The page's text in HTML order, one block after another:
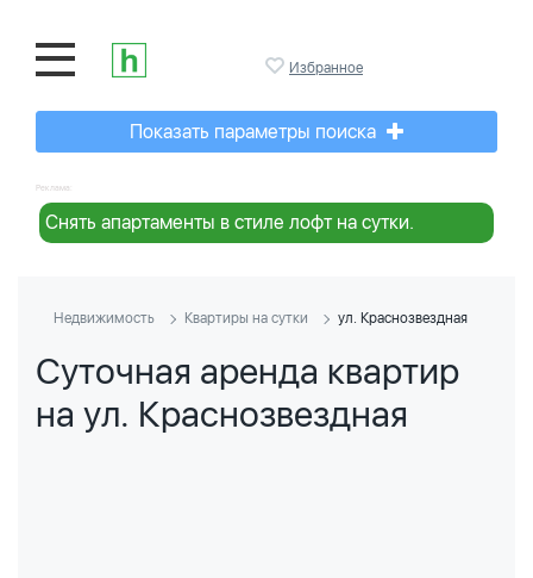
Избранное
Показать параметры поиска
Реклама:
Снять апартаменты в стиле лофт на сутки.
Недвижимость Квартиры на сутки ул. Краснозвездная
Суточная аренда квартир
на ул. Краснозвездная